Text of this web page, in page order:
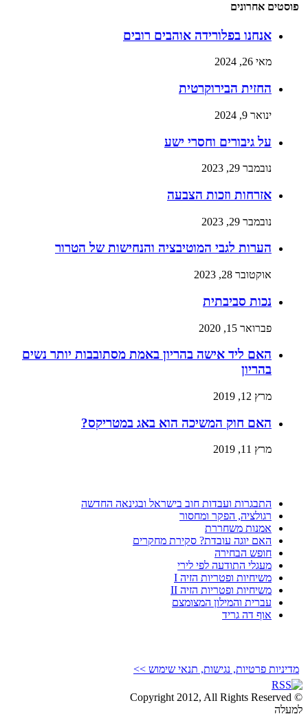
פוסטים אחרונים
אנחנו בפלורידה אוהבים רובים
מאי 26, 2024
החזית הבירוקרטית
ינואר 9, 2024
על גיבורים וחסרי ישע
נובמבר 29, 2023
אזרחות וזכות הצבעה
נובמבר 29, 2023
הערות לגבי המוטיבציה והנחישות של הטרור
אוקטובר 28, 2023
נכות סביבתית
פברואר 15, 2020
האם ליד אישה בהריון באמת מסתובבות יותר נשים
בהריון
מרץ 12, 2019
האם חוק המשיכה הוא באג במטריקס?
מרץ 11, 2019
התבגרות ועבדות חוב בישראל ובגינאה החדשה
רגולציה, הפקר ומחסור
אמנות משחררת
האם יוגה עובדת? סקירת מחקרים
חופש הבחירה
מעגלי התודעה לפי לירי
משיחיות ופטריות הזיה I
משיחיות ופטריות הזיה II
עברית והמילון המצומצם
אוף דה גריד
מדיניות פרטיות, נגישות, תנאי שימוש >>
© Copyright 2012, All Rights Reserved
למעלה